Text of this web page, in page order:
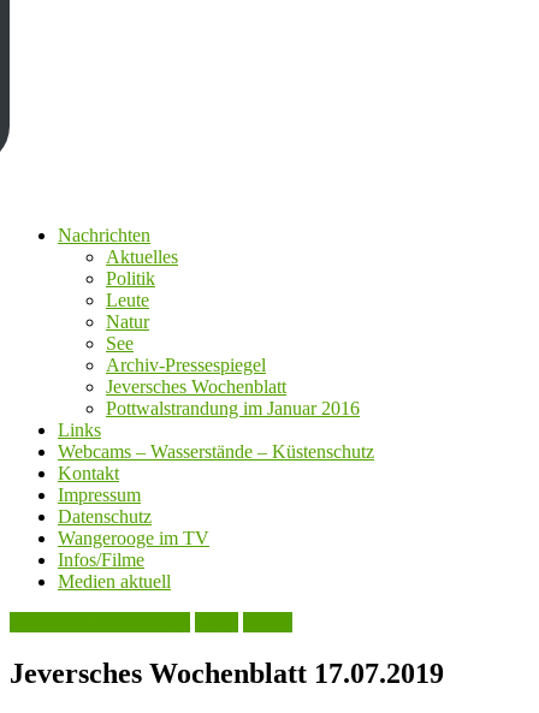
Nachrichten
Aktuelles
Politik
Leute
Natur
See
Archiv-Pressespiegel
Jeversches Wochenblatt
Pottwalstrandung im Januar 2016
Links
Webcams – Wasserstände – Küstenschutz
Kontakt
Impressum
Datenschutz
Wangerooge im TV
Infos/Filme
Medien aktuell
Jeversches Wochenblatt 17.07.2019